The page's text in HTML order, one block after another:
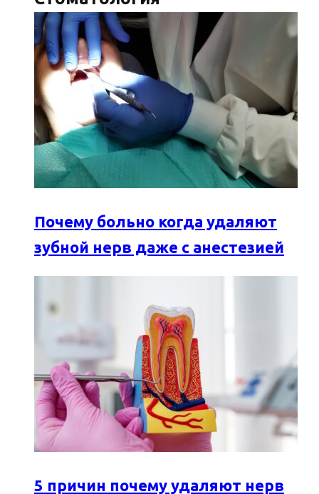
Почему больно когда удаляют
зубной нерв даже с анестезией
5 причин почему удаляют нерв